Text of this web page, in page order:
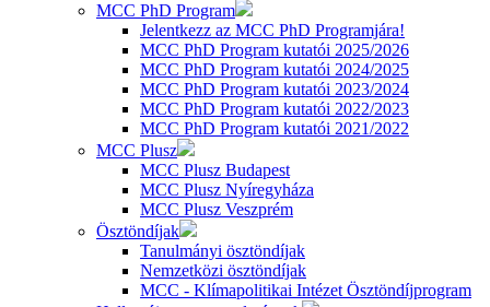
MCC PhD Program
Jelentkezz az MCC PhD Programjára!
MCC PhD Program kutatói 2025/2026
MCC PhD Program kutatói 2024/2025
MCC PhD Program kutatói 2023/2024
MCC PhD Program kutatói 2022/2023
MCC PhD Program kutatói 2021/2022
MCC Plusz
MCC Plusz Budapest
MCC Plusz Nyíregyháza
MCC Plusz Veszprém
Ösztöndíjak
Tanulmányi ösztöndíjak
Nemzetközi ösztöndíjak
MCC - Klímapolitikai Intézet Ösztöndíjprogram